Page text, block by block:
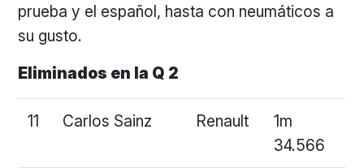
prueba y el español, hasta con neumáticos a
su gusto.
Eliminados en la Q 2
11 Carlos Sainz Renault
1m
34.566